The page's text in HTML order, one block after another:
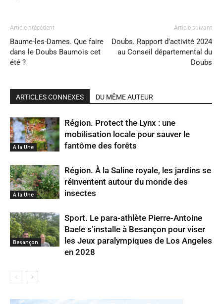
Article précédent
Baume-les-Dames. Que faire
dans le Doubs Baumois cet
été ?
Article suivant
Doubs. Rapport d’activité 2024
au Conseil départemental du
Doubs
ARTICLES CONNEXES DU MÊME AUTEUR
A la Une
Région. Protect the Lynx : une
mobilisation locale pour sauver le
fantôme des forêts
A la Une
Région. À la Saline royale, les jardins se
réinventent autour du monde des
insectes
Besançon
Sport. Le para-athlète Pierre-Antoine
Baele s’installe à Besançon pour viser
les Jeux paralympiques de Los Angeles
en 2028